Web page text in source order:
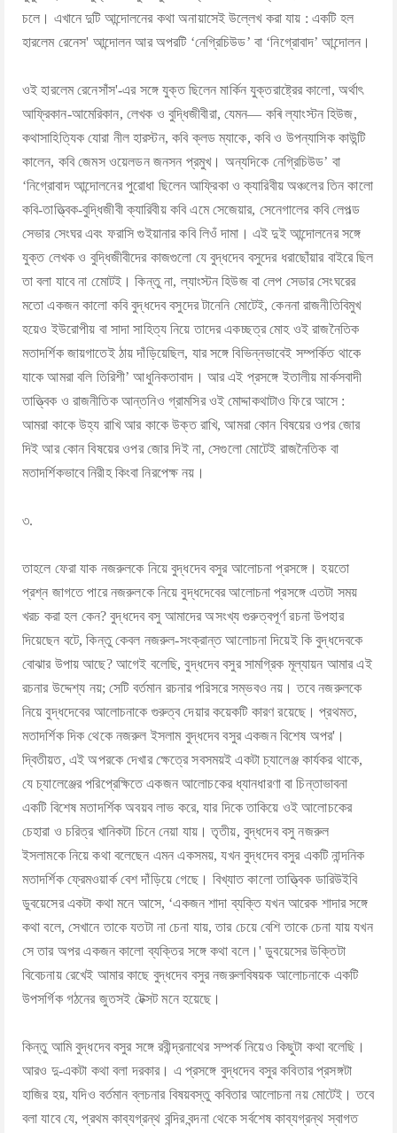
চলে। এখানে দুটি আন্দোলনের কথা অনায়াসেই উল্লেখ করা যায় : একটি হল
হারলেম রেনেস' আন্দোলন আর অপরটি ‘নেগ্রিচিউড’ বা ‘নিগ্রোবাদ’ আন্দোলন।
ওই হারলেম রেনেসাঁস'-এর সঙ্গে যুক্ত ছিলেন মার্কিন যুক্তরাষ্ট্রের কালো, অর্থাৎ
আফ্রিকান-আমেরিকান, লেখক ও বুদ্ধিজীবীরা, যেমন— কৰি ল্যাংস্টন হিউজ,
কথাসাহিত্যিক যোরা নীল হারস্টন, কবি ক্লড ম্যাকে, কবি ও উপন্যাসিক কাউন্টি
কালেন, কবি জেমস ওয়েলডন জনসন প্রমুখ। অন্যদিকে নেগ্রিচিউড’ বা
‘নিগ্রোবাদ আন্দোলনের পুরোধা ছিলেন আফ্রিকা ও ক্যারিবীয় অঞ্চলের তিন কালো
কবি-তাত্ত্বিক-বুদ্ধিজীবী ক্যারিবীয় কবি এমে সেজেয়ার, সেনেগালের কবি লেপল্ড
সেভার সেংঘর এবং ফরাসি গুইয়ানার কবি লিওঁ দামা। এই দুই আন্দোলনের সঙ্গে
যুক্ত লেখক ও বুদ্ধিজীবীদের কাজগুলো যে বুদ্ধদেব বসুদের ধরাছোঁয়ার বাইরে ছিল
তা বলা যাবে না মোেটই। কিন্তু না, ল্যাংস্টন হিউজ বা লেপ সেডার সেংঘরের
মতো একজন কালো কবি বুদ্ধদেব বসুদের টানেনি মোটেই, কেননা রাজনীতিবিমুখ
হয়েও ইউরোপীয় বা সাদা সাহিত্য নিয়ে তাদের একচ্ছত্র মোহ ওই রাজনৈতিক
মতাদর্শিক জায়গাতেই ঠায় দাঁড়িয়েছিল, যার সঙ্গে বিভিন্নভাবেই সম্পর্কিত থাকে
যাকে আমরা বলি তিরিশী’ আধুনিকতাবাদ। আর এই প্রসঙ্গে ইতালীয় মার্কসবাদী
তাত্ত্বিক ও রাজনীতিক আন্তনিও গ্রামসির ওই মোদ্দাকথাটাও ফিরে আসে :
আমরা কাকে উহ্য রাখি আর কাকে উক্ত রাখি, আমরা কোন বিষয়ের ওপর জোর
দিই আর কোন বিষয়ের ওপর জোর দিই না, সেগুলো মোটেই রাজনৈতিক বা
মতাদর্শিকভাবে নিরীহ কিংবা নিরপেক্ষ নয়।
৩.
তাহলে ফেরা যাক নজরুলকে নিয়ে বুদ্ধদেব বসুর আলোচনা প্রসঙ্গে। হয়তো
প্রশ্ন জাগতে পারে নজরুলকে নিয়ে বুদ্ধদেবের আলোচনা প্রসঙ্গে এতটা সময়
খরচ করা হল কেন? বুদ্ধদেব বসু আমাদের অসংখ্য গুরুত্বপূর্ণ রচনা উপহার
দিয়েছেন বটে, কিন্তু কেবল নজরুল-সংক্রান্ত আলোচনা দিয়েই কি বুদ্ধদেবকে
বোঝার উপায় আছে? আগেই বলেছি, বুদ্ধদেব বসুর সামগ্রিক মূল্যায়ন আমার এই
রচনার উদ্দেশ্য নয়; সেটি বর্তমান রচনার পরিসরে সম্ভবও নয়। তবে নজরুলকে
নিয়ে বুদ্ধদেবের আলোচনাকে গুরুত্ব দেয়ার কয়েকটি কারণ রয়েছে। প্রথমত,
মতাদর্শিক দিক থেকে নজরুল ইসলাম বুদ্ধদেব বসুর একজন বিশেষ অপর'।
দ্বিতীয়ত, এই অপরকে দেখার ক্ষেত্রে সবসময়ই একটা চ্যালেঞ্জ কার্যকর থাকে,
যে চ্যালেঞ্জের পরিপ্রেক্ষিতে একজন আলোচকের ধ্যানধারণা বা চিন্তাভাবনা
একটি বিশেষ মতাদর্শিক অবয়ব লাভ করে, যার দিকে তাকিয়ে ওই আলোচকের
চেহারা ও চরিত্র খানিকটা চিনে নেয়া যায়। তৃতীয়, বুদ্ধদেব বসু নজরুল
ইসলামকে নিয়ে কথা বলেছেন এমন একসময়, যখন বুদ্ধদেব বসুর একটি নান্দনিক
মতাদর্শিক ফ্রেমওয়ার্ক বেশ দাঁড়িয়ে গেছে। বিখ্যাত কালো তাত্ত্বিক ডারিউইবি
ডুবয়েসের একটা কথা মনে আসে, ‘একজন শাদা ব্যক্তি যখন আরেক শাদার সঙ্গে
কথা বলে, সেখানে তাকে যতটা না চেনা যায়, তার চেয়ে বেশি তাকে চেনা যায় যখন
সে তার অপর একজন কালো ব্যক্তির সঙ্গে কথা বলে।' ডুবয়েসের উক্তিটা
বিবেচনায় রেখেই আমার কাছে বুদ্ধদেব বসুর নজরুলবিষয়ক আলোচনাকে একটি
উপসর্গিক গঠনের জুতসই টেক্সট মনে হয়েছে।
কিন্তু আমি বুদ্ধদেব বসুর সঙ্গে রবীন্দ্রনাথের সম্পর্ক নিয়েও কিছুটা কথা বলেছি।
আরও দু-একটা কথা বলা দরকার। এ প্রসঙ্গে বুদ্ধদেব বসুর কবিতার প্রসঙ্গটা
হাজির হয়, যদিও বর্তমান ব্লচনার বিষয়বস্তু কবিতার আলোচনা নয় মোটেই। তবে
বলা যাবে যে, প্রথম কাব্যগ্রন্থ বন্দির বন্দনা থেকে সর্বশেষ কাব্যগ্রন্থ স্বাগত